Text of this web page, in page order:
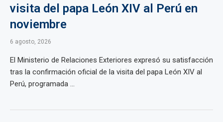
visita del papa León XIV al Perú en
noviembre
6 agosto, 2026
El Ministerio de Relaciones Exteriores expresó su satisfacción
tras la confirmación oficial de la visita del papa León XIV al
Perú, programada ...